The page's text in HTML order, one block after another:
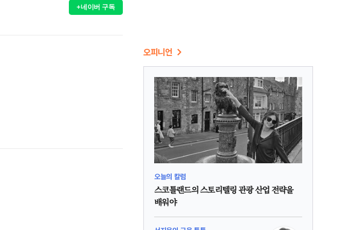
+네이버 구독
오피니언
오늘의 칼럼
스코틀랜드의 스토리텔링 관광 산업 전략을
배워야